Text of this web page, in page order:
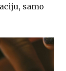
samo